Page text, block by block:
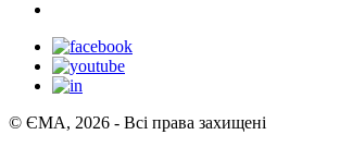
© ЄМА, 2026 - Всі права захищені